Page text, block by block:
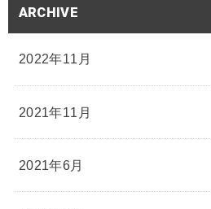
ARCHIVE
2022年11月
2021年11月
2021年6月